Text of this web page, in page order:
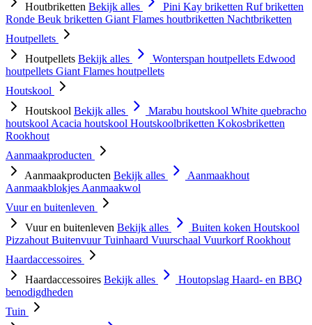
Houtbriketten Bekijk alles Pini Kay briketten Ruf briketten
Ronde Beuk briketten Giant Flames houtbriketten Nachtbriketten
Houtpellets
Houtpellets Bekijk alles Wonterspan houtpellets Edwood
houtpellets Giant Flames houtpellets
Houtskool
Houtskool Bekijk alles Marabu houtskool White quebracho
houtskool Acacia houtskool Houtskoolbriketten Kokosbriketten
Rookhout
Aanmaakproducten
Aanmaakproducten Bekijk alles
Aanmaakhout
Aanmaakblokjes Aanmaakwol
Vuur en buitenleven
Vuur en buitenleven Bekijk alles Buiten koken Houtskool
Pizzahout BuitenvuurTuinhaard Vuurschaal VuurkorfRookhout
Haardaccessoires
Haardaccessoires Bekijk alles Houtopslag Haard- en BBQ
benodigdheden
Tuin